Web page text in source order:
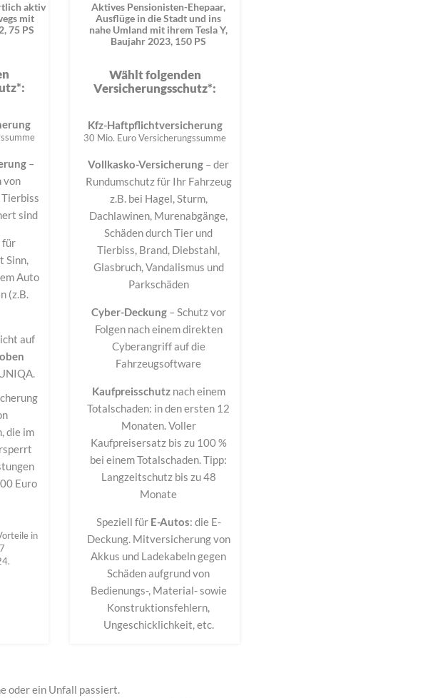
aktiv
mit
75 PS
–
von
sind
für
Sinn,
Auto
(z.B.
auf
die im
Euro
in
Aktives Pensionisten-Ehepaar,
Ausflüge in die Stadt und ins
nahe Umland mit ihrem Tesla Y,
Baujahr 2023, 150 PS
Wählt folgenden
Versicherungsschutz*:
Kfz-Haftpflichtversicherung
30 Mio. Euro Versicherungssumme
Vollkasko-Versicherung – der
Rundumschutz für Ihr Fahrzeug
z.B. bei Hagel, Sturm,
Dachlawinen, Murenabgänge,
Schäden durch Tier und
Tierbiss, Brand, Diebstahl,
Glasbruch, Vandalismus und
Parkschäden
Cyber-Deckung– Schutz vor
Folgen nach einem direkten
Cyberangriff auf die
Fahrzeugsoftware
Kaufpreisschutz nach einem
Totalschaden: in den ersten 12
Monaten. Voller
Kaufpreisersatz bis zu 100 %
bei einem Totalschaden. Tipp:
Langzeitschutz bis zu 48
Monate
Speziell für E-Autos: die E-
Deckung. Mitversicherung von
Akkus und Ladekabeln gegen
Schäden aufgrund von
Bedienungs-, Material- sowie
Konstruktionsfehlern,
Ungeschicklichkeit, etc.
oder ein Unfall passiert.